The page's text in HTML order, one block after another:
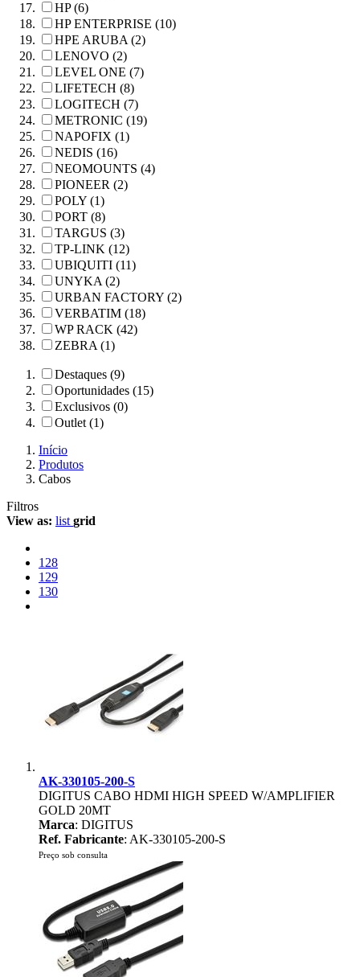
HP (6)
HP ENTERPRISE (10)
HPE ARUBA (2)
LENOVO (2)
LEVEL ONE (7)
LIFETECH (8)
LOGITECH (7)
METRONIC (19)
NAPOFIX (1)
NEDIS (16)
NEOMOUNTS (4)
PIONEER (2)
POLY (1)
PORT (8)
TARGUS (3)
TP-LINK (12)
UBIQUITI (11)
UNYKA (2)
URBAN FACTORY (2)
VERBATIM (18)
WP RACK (42)
ZEBRA (1)
Destaques (9)
Oportunidades (15)
Exclusivos (0)
Outlet (1)
Início
Produtos
Cabos
Filtros
View as: list grid
128
129
130
AK-330105-200-S
DIGITUS CABO HDMI HIGH SPEED W/AMPLIFIER
GOLD 20MT
Marca: DIGITUS
Ref. Fabricante: AK-330105-200-S
Preço sob consulta